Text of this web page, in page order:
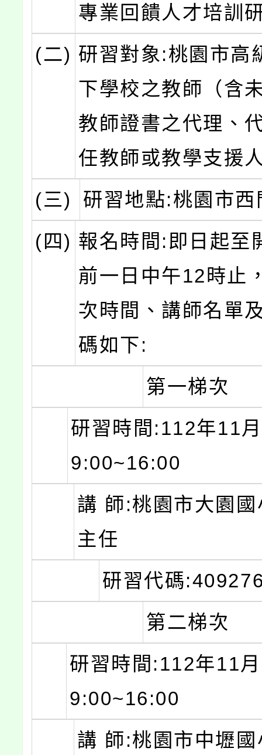
專業回饋人才培訓
(二) 研習對象:桃園市高
下學校之教師（含
教師證書之代理、
任教師或教學支援
(三)
研習地點:桃園市西
(四) 報名時間:即日起至
前一日中午12時止
次時間、講師名單
碼如下:
第一梯次
研習時間:112年11
9:00~16:00
講 師:桃園市大園
主任
研習代碼
第二梯次
研習時間:112年11
9:00~16:00
講 師:桃園市中壢